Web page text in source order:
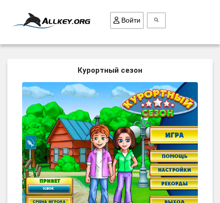
ПОИСК ПРЕДМЕТОВ
ГОЛОВОЛОМКИ
БИЗНЕС
ТРИ-В-РЯД
СТРАТЕГИИ
СТРЕЛЯЛКИ
КВЕСТ
КАК СКАЧАТЬ
Войти
Курортный сезон